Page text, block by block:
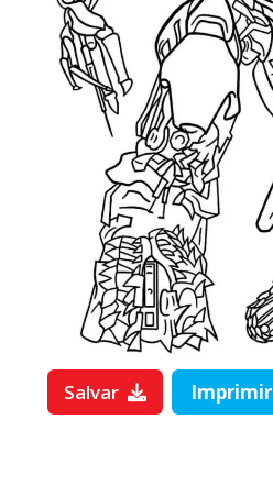
Salvar Imprimir